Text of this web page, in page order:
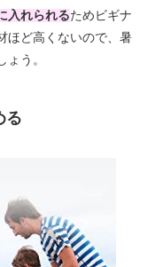
入れられるためビギナ
ほど高くないので、暑
う。
る